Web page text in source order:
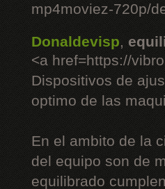
mp4moviez-720p/
Donaldevisp,
<a href=https://
Dispositivos de
optimo de las
En el ambito de la
del equipo son de
equilibrado